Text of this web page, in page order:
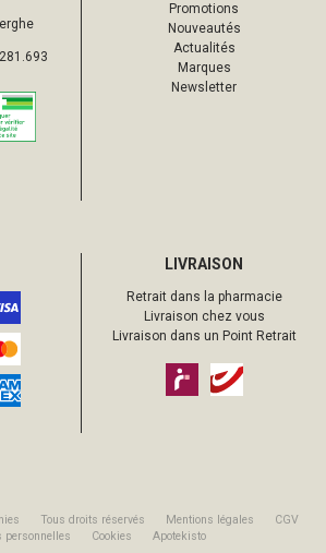
Promotions
Nouveautés
Actualités
Marques
Newsletter
LIVRAISON
Retrait dans la pharmacie
Livraison chez vous
Livraison dans un Point Retrait
Tous droits réservés Mentions légales
CGV
personnelles
Cookies Apotekisto